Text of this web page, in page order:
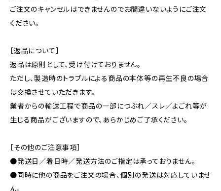
ご注文のキャンセルはできませんのでお間違いないようにご注文
ください。
［返品について］
返品は原則として、受け付けておりません。
ただし、製造時のトラブルによる商品の本体等の再生不良の場合
は交換させていただきます。
業者からの輸送工程で商品の一部につぶれ／スレ／よごれ等が
生じる商品がございますので、あらかじめご了承ください。
［その他のご注意事項］
●発送日／着日時／発送方法のご指定は承っておりません。
●同時に他の商品をご注文の場合、個別の発送は対応していませ
ん。